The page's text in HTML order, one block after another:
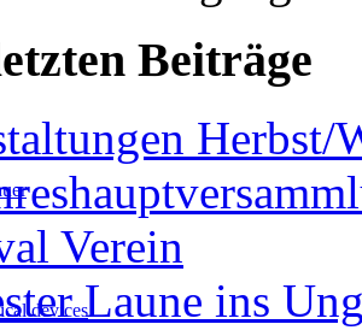
Beiträge
Herbst/
Verein
Laune ins